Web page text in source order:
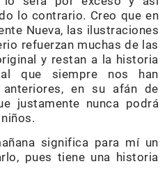
lo contrario. Creo que en
Nueva, las ilustraciones
refuerzan muchas de las
y restan a la historia
que siempre nos han
en su afán de
justamente nunca podrá
significa para mí un
pues tiene una historia